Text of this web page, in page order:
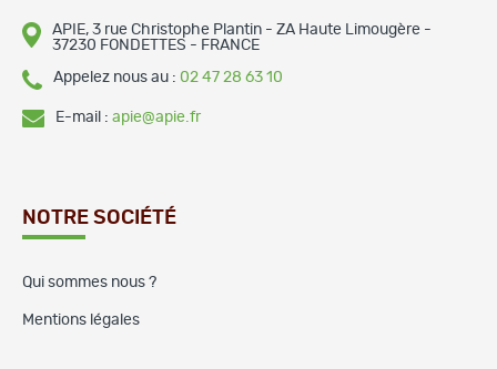
APIE, 3 rue Christophe Plantin - ZA Haute Limougère -
37230 FONDETTES - FRANCE
Appelez nous au : 02 47 28 63 10
E-mail : apie@apie.fr
NOTRE SOCIÉTÉ
Qui sommes nous ?
Mentions légales